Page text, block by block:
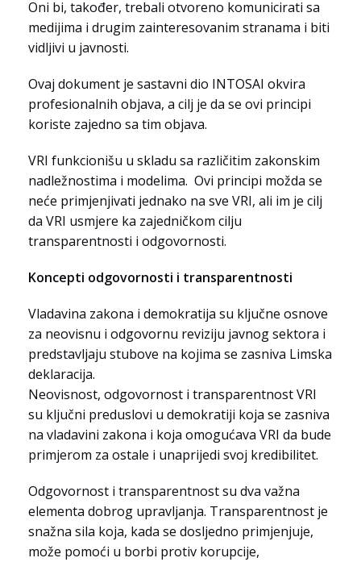
Oni bi, također, trebali otvoreno komunicirati sa
medijima i drugim zainteresovanim stranama i biti
vidljivi u javnosti.
Ovaj dokument je sastavni dio INTOSAI okvira
profesionalnih objava, a cilj je da se ovi principi
koriste zajedno sa tim objava.
VRI funkcionišu u skladu sa različitim zakonskim
nadležnostima i modelima. Ovi principi možda se
neće primjenjivati jednako na sve VRI, ali im je cilj
da VRI usmjere ka zajedničkom cilju
transparentnosti i odgovornosti.
Koncepti odgovornosti i transparentnosti
Vladavina zakona i demokratija su ključne osnove
za neovisnu i odgovornu reviziju javnog sektora i
predstavljaju stubove na kojima se zasniva Limska
deklaracija.
Neovisnost, odgovornost i transparentnost VRI
su ključni preduslovi u demokratiji koja se zasniva
na vladavini zakona i koja omogućava VRI da bude
primjerom za ostale i unaprijedi svoj kredibilitet.
Odgovornost i transparentnost su dva važna
elementa dobrog upravljanja. Transparentnost je
snažna sila koja, kada se dosljedno primjenjuje,
može pomoći u borbi protiv korupcije,